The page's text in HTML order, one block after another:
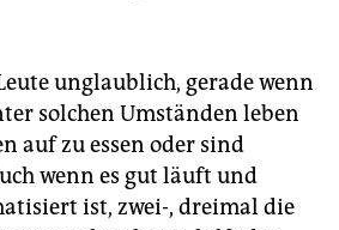
unglaublich, gerade wenn
solchen Umständen leben
auf zu essen oder sind
wenn es gut läuft und
ist, zwei-, dreimal die